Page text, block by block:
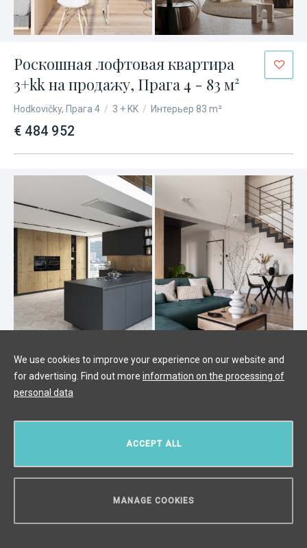
Роскошная лофтовая квартира
3+kk на продажу, Прага 4 - 83 м²
Hodkovičky, Прага 4 / 3 + KK / Интерьер 83 m²
€ 484 952
Роскошная лофт-квартира 4+kk
на продажу, Прага 4 - 133 м2
Hodkovičky, Прага 4 / 4 + KK / Интерьер 133 m² / Балкон 30
ACCEPT ALL
MANAGE COOKIES
We use cookies to improve your experience on our website and
for advertising. Find out more information on the processing of
personal data